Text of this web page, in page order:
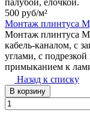
палубой, ёлочкой.
500 руб/м²
Монтаж плинтуса
Монтаж плинтуса
кабель-каналом, с
углами, с
примыканием к
Назад к списку
В корзину